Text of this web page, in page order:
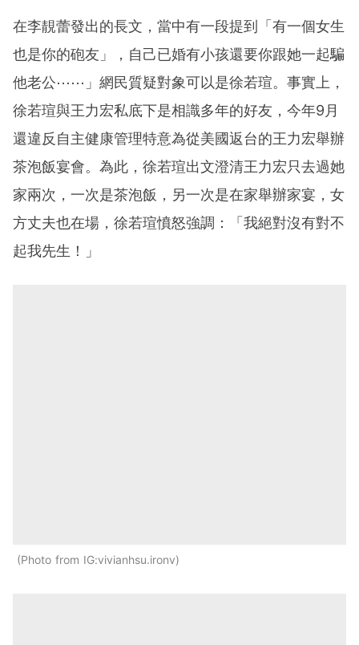
在李靚蕾發出的長文，當中有一段提到「有一個女生
也是你的砲友」，自己已婚有小孩還要你跟她一起騙
他老公⋯⋯」網民質疑對象可以是徐若瑄。事實上，
徐若瑄與王力宏私底下是相識多年的好友，今年9月
還違反自主健康管理特意為從美國返台的王力宏舉辦
茶泡飯宴會。為此，徐若瑄出文澄清王力宏只去過她
家兩次，一次是茶泡飯，另一次是在家舉辦家宴，女
方丈夫也在場，徐若瑄憤怒強調：「我絕對沒有對不
起我先生！」
Photo from IG:vivianhsu.ironv